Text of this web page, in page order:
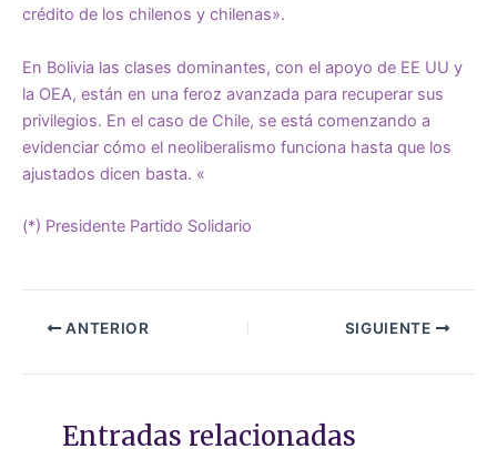
crédito de los chilenos y chilenas».
En Bolivia las clases dominantes, con el apoyo de EE UU y
la OEA, están en una feroz avanzada para recuperar sus
privilegios. En el caso de Chile, se está comenzando a
evidenciar cómo el neoliberalismo funciona hasta que los
ajustados dicen basta. «
(*) Presidente Partido Solidario
ANTERIOR SIGUIENTE
Entradas relacionadas